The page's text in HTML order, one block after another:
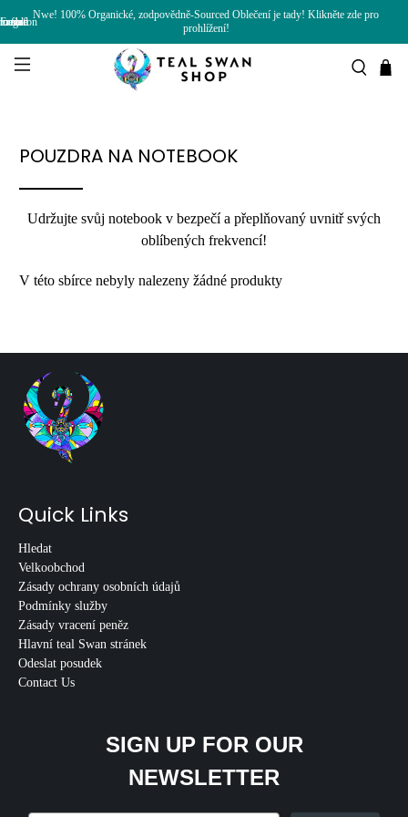
Error: unable to find megafon icon
Nwe! 100% Organické, zodpovědně-Sourced Oblečení je tady! Klikněte zde pro
prohlížení!
POUZDRA NA NOTEBOOK
Udržujte svůj notebook v bezpečí a přeplňovaný uvnitř svých
oblíbených frekvencí!
V této sbírce nebyly nalezeny žádné produkty
Quick Links
Hledat
Velkoobchod
Zásady ochrany osobních údajů
Podmínky služby
Zásady vracení peněz
Hlavní teal Swan stránek
Odeslat posudek
Contact Us
SIGN UP FOR OUR
NEWSLETTER